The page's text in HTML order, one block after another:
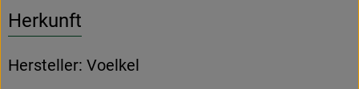
Herkunft
Hersteller: Voelkel